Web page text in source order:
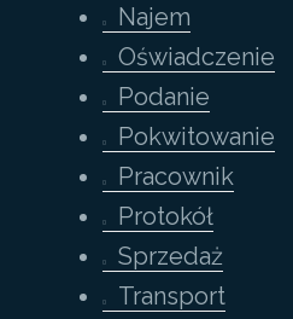
Najem
Oświadczenie
Podanie
Pokwitowanie
Pracownik
Protokół
Sprzedaż
Transport